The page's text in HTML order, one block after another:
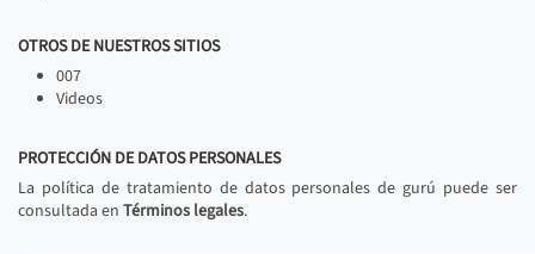
OTROS DE NUESTROS SITIOS
007
Videos
PROTECCIÓN DE DATOS PERSONALES
La política de tratamiento de datos personales de gurú puede ser
consultada en Términos legales.